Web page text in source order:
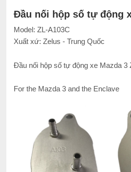
Đầu nối hộp số tự động
Model: ZL-A103C
Xuất xứ: Zelus - Trung Quốc
Đầu nối hộp số tự động xe Mazda 3
For the Mazda 3 and the Enclave